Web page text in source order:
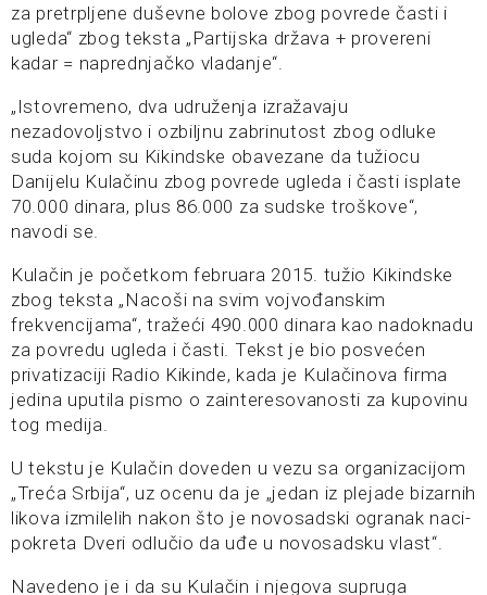
za pretrpljene duševne bolove zbog povrede časti i
ugleda“ zbog teksta „Partijska država + provereni
kadar = naprednjačko vladanje“.
„Istovremeno, dva udruženja izražavaju
nezadovoljstvo i ozbiljnu zabrinutost zbog odluke
suda kojom su Kikindske obavezane da tužiocu
Danijelu Kulačinu zbog povrede ugleda i časti isplate
70.000 dinara, plus 86.000 za sudske troškove“,
navodi se.
Kulačin je početkom februara 2015. tužio Kikindske
zbog teksta „Nacoši na svim vojvođanskim
frekvencijama“, tražeći 490.000 dinara kao nadoknadu
za povredu ugleda i časti. Tekst je bio posvećen
privatizaciji Radio Kikinde, kada je Kulačinova firma
jedina uputila pismo o zainteresovanosti za kupovinu
tog medija.
U tekstu je Kulačin doveden u vezu sa organizacijom
„Treća Srbija“, uz ocenu da je „jedan iz plejade bizarnih
likova izmilelih nakon što je novosadski ogranak naci-
pokreta Dveri odlučio da uđe u novosadsku vlast“.
Navedeno je i da su Kulačin i njegova supruga